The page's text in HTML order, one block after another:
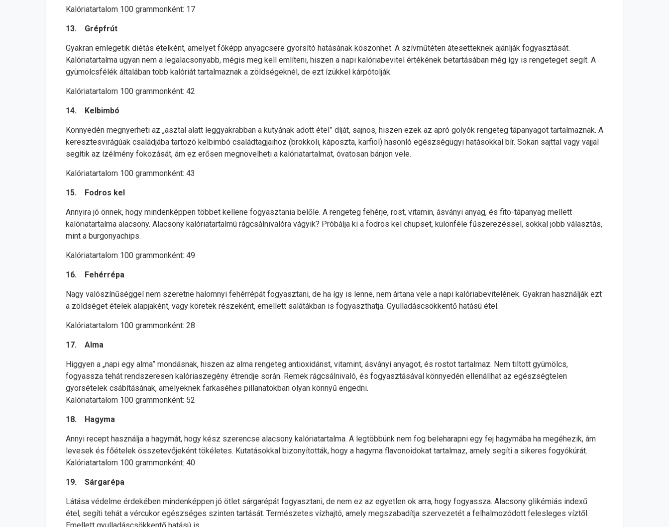
Kalóriatartalom 100 grammonként: 17
13. Grépfrút
Gyakran emlegetik diétás ételként, amelyet főképp anyagcsere gyorsító hatásának köszönhet. A szívműtéten átesetteknek ajánlják fogyasztását.
Kalóriatartalma ugyan nem a legalacsonyabb, mégis meg kell említeni, hiszen a napi kalóriabevitel értékének betartásában még így is rengeteget segít. A
gyümölcsfélék általában több kalóriát tartalmaznak a zöldségeknél, de ezt ízükkel kárpótolják.
Kalóriatartalom 100 grammonként: 42
14. Kelbimbó
Könnyedén megnyerheti az „asztal alatt leggyakrabban a kutyának adott étel” díját, sajnos, hiszen ezek az apró golyók rengeteg tápanyagot tartalmaznak. A
keresztesvirágúak családjába tartozó kelbimbó családtagjaihoz (brokkoli, káposzta, karfiol) hasonló egészségügyi hatásokkal bír. Sokan sajttal vagy vajjal
segítik az ízélmény fokozását, ám ez erősen megnövelheti a kalóriatartalmat, óvatosan bánjon vele.
Kalóriatartalom 100 grammonként: 43
15. Fodros kel
Annyira jó önnek, hogy mindenképpen többet kellene fogyasztania belőle. A rengeteg fehérje, rost, vitamin, ásványi anyag, és fito-tápanyag mellett
kalóriatartalma alacsony. Alacsony kalóriatartalmú rágcsálnivalóra vágyik? Próbálja ki a fodros kel chupset, különféle fűszerezéssel, sokkal jobb választás,
mint a burgonyachips.
Kalóriatartalom 100 grammonként: 49
16. Fehérrépa
Nagy valószínűséggel nem szeretne halomnyi fehérrépát fogyasztani, de ha így is lenne, nem ártana vele a napi kalóriabevitelének. Gyakran használják ezt
a zöldséget ételek alapjaként, vagy köretek részeként, emellett salátákban is fogyaszthatja. Gyulladáscsökkentő hatású étel.
Kalóriatartalom 100 grammonként: 28
17. Alma
Higgyen a „napi egy alma” mondásnak, hiszen az alma rengeteg antioxidánst, vitamint, ásványi anyagot, és rostot tartalmaz. Nem tiltott gyümölcs,
fogyassza tehát rendszeresen kalóriaszegény étrendje során. Remek rágcsálnivaló, és fogyasztásával könnyedén ellenállhat az egészségtelen
gyorsételek csábításának, amelyeknek farkaséhes pillanatokban olyan könnyű engedni.
Kalóriatartalom 100 grammonként: 52
18. Hagyma
Annyi recept használja a hagymát, hogy kész szerencse alacsony kalóriatartalma. A legtöbbünk nem fog beleharapni egy fej hagymába ha megéhezik, ám
levesek és főételek összetevőjeként tökéletes. Kutatásokkal bizonyították, hogy a hagyma flavonoidokat tartalmaz, amely segíti a sikeres fogyókúrát.
Kalóriatartalom 100 grammonként: 40
19. Sárgarépa
Látása védelme érdekében mindenképpen jó ötlet sárgarépát fogyasztani, de nem ez az egyetlen ok arra, hogy fogyassza. Alacsony glikémiás indexű
étel, segíti tehát a vércukor egészséges szinten tartását. Természetes vízhajtó, amely megszabadítja szervezetét a felhalmozódott felesleges víztől.